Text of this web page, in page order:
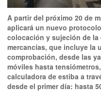
A partir del próximo 20 de
aplicará un nuevo
colocación y sujeción de
mercancías, que incluye la
comprobación, desde las
móviles hasta
calculadora de estiba a
desde el primer día: hasta